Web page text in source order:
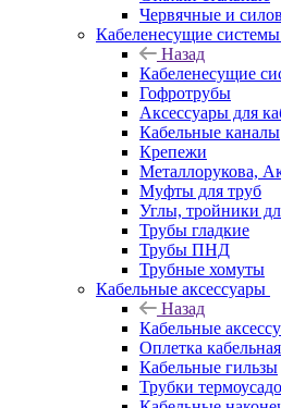
Червячные и
Кабеленесущие системы
Назад
Кабеленесущие
Гофротрубы
Аксессуары для
Кабельные каналы
Крепежи
Металлорукова,
Муфты для труб
Углы, тройники
Трубы гладкие
Трубы ПНД
Трубные хомуты
Кабельные аксессуары
Назад
Кабельные
Оплетка кабельная
Кабельные гильзы
Трубки